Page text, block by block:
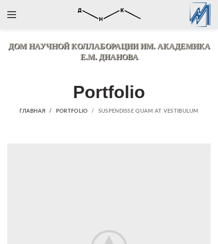
ДОМ НАУЧНОЙ КОЛЛАБОРАЦИИИМ. АКАДЕМИКА
Е.М. ДИАНОВА
Portfolio
ГЛАВНАЯ PORTFOLIO SUSPENDISSE QUAM AT VESTIBULUM